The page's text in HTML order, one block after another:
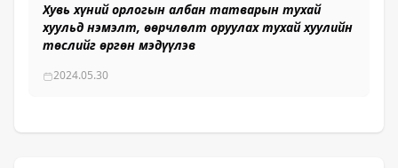
Хувь хүний орлогын албан татварын тухай
хуульд нэмэлт, өөрчлөлт оруулах тухай хуулийн
төслийг өргөн мэдүүлэв
2024.05.30